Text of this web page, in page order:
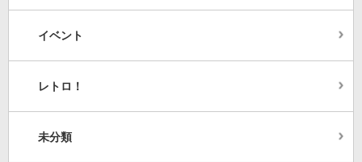
イベント
レトロ！
未分類